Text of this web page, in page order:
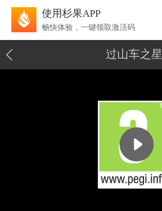
使用杉果APP
畅快体验，一键领取激活码
过山车之星